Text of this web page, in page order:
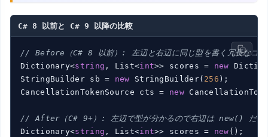
C# 8 以前と C# 9 以降の比較
// Before（C# 8 以前）: 左辺と右辺に同じ型を書く冗長なコー
Dictionary<string , List<int>> scores = new
StringBuilder sb = new StringBuilder( 256 );
CancellationTokenSource cts = new
// After（C# 9+）: 左辺で型が分かるので右辺は new() だけ
Dictionary<string , List<int>> scores = new ();